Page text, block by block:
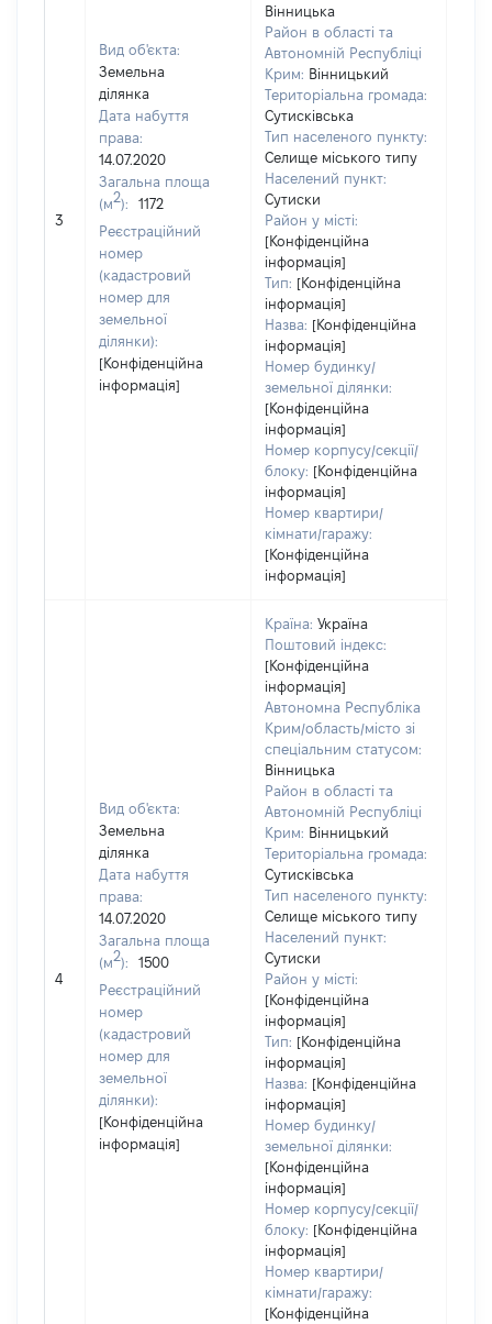
3
Вид об'єкта:
Земельна
ділянка
Дата набуття
права:
14.07.2020
Загальна площа
(м2):
1172
Реєстраційний
номер
(кадастровий
номер для
земельної
ділянки):
[Конфіденційна
інформація]
Вінницька
Район в області та
Автономній Республіці
Крим: Вінницький
Територіальна громада:
Сутисківська
Тип населеного пункту:
Селище міського типу
Населений пункт:
Сутиски
Район у місті:
[Конфіденційна
інформація]
Тип: [Конфіденційна
інформація]
Назва: [Конфіденційна
інформація]
Номер будинку/
земельної ділянки:
[Конфіденційна
інформація]
Номер корпусу/секції/
блоку: [Конфіденційна
інформація]
Номер квартири/
кімнати/гаражу:
[Конфіденційна
інформація]
4
Вид об'єкта:
Земельна
ділянка
Дата набуття
права:
14.07.2020
Загальна площа
(м2):
1500
Реєстраційний
номер
(кадастровий
номер для
земельної
ділянки):
[Конфіденційна
інформація]
Країна: Україна
Поштовий індекс:
[Конфіденційна
інформація]
Автономна Республіка
Крим/область/місто зі
спеціальним статусом:
Вінницька
Район в області та
Автономній Республіці
Крим: Вінницький
Територіальна громада:
Сутисківська
Тип населеного пункту:
Селище міського типу
Населений пункт:
Сутиски
Район у місті:
[Конфіденційна
інформація]
Тип: [Конфіденційна
інформація]
Назва: [Конфіденційна
інформація]
Номер будинку/
земельної ділянки:
[Конфіденційна
інформація]
Номер корпусу/секції/
блоку: [Конфіденційна
інформація]
Номер квартири/
кімнати/гаражу:
[Конфіденційна